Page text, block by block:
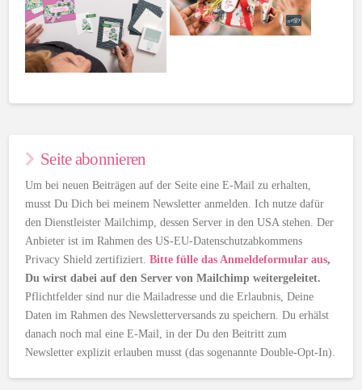
Seite abonnieren
Um bei neuen Beiträgen auf der Seite eine E-Mail zu erhalten,
musst Du Dich bei meinem Newsletter anmelden. Ich nutze dafür
den Dienstleister Mailchimp, dessen Server in den USA stehen. Der
Anbieter ist im Rahmen des US-EU-Datenschutzabkommens
Privacy Shield zertifiziert.Bitte fülle das Anmeldeformular aus,
Du wirst dabei auf den Server von Mailchimp weitergeleitet.
Pflichtfelder sind nur die Mailadresse und die Erlaubnis, Deine
Daten im Rahmen des Newsletterversands zu speichern. Du erhälst
danach noch mal eine E-Mail, in der Du den Beitritt zum
Newsletter explizit erlauben musst (das sogenannte Double-Opt-In).